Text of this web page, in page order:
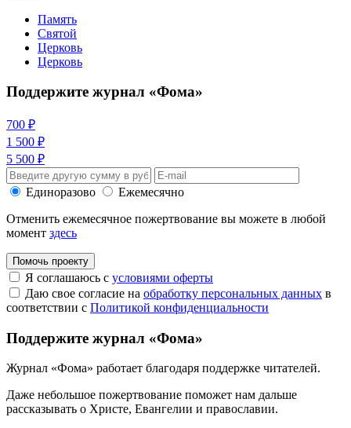
Память
Святой
Церковь
Церковь
Поддержите журнал «Фома»
700 ₽
1 500 ₽
5 500 ₽
Единоразово
Ежемесячно
Отменить ежемесячное пожертвование вы можете в любой
момент здесь
Помочь проекту
Я соглашаюсь с условиями оферты
Даю свое согласие на обработку персональных данных в
соответствии с Политикой конфиденциальности
Поддержите журнал «Фома»
Журнал «Фома» работает благодаря поддержке читателей.
Даже небольшое пожертвование поможет нам дальше
рассказывать о Христе, Евангелии и православии.